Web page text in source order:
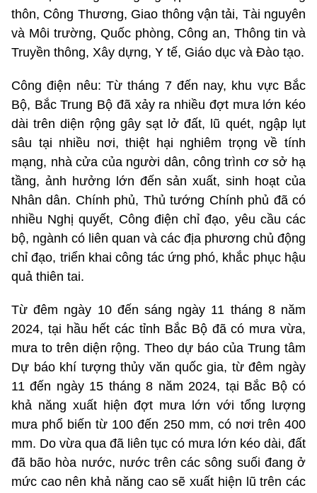
thôn, Công Thương, Giao thông vận tải, Tài nguyên
và Môi trường, Quốc phòng, Công an, Thông tin và
Truyền thông, Xây dựng, Y tế, Giáo dục và Đào tạo.
Công điện nêu: Từ tháng 7 đến nay, khu vực Bắc
Bộ, Bắc Trung Bộ đã xảy ra nhiều đợt mưa lớn kéo
dài trên diện rộng gây sạt lở đất, lũ quét, ngập lụt
sâu tại nhiều nơi, thiệt hại nghiêm trọng về tính
mạng, nhà cửa của người dân, công trình cơ sở hạ
tầng, ảnh hưởng lớn đến sản xuất, sinh hoạt của
Nhân dân. Chính phủ, Thủ tướng Chính phủ đã có
nhiều Nghị quyết, Công điện chỉ đạo, yêu cầu các
bộ, ngành có liên quan và các địa phương chủ động
chỉ đạo, triển khai công tác ứng phó, khắc phục hậu
quả thiên tai.
Từ đêm ngày 10 đến sáng ngày 11 tháng 8 năm
2024, tại hầu hết các tỉnh Bắc Bộ đã có mưa vừa,
mưa to trên diện rộng. Theo dự báo của Trung tâm
Dự báo khí tượng thủy văn quốc gia, từ đêm ngày
11 đến ngày 15 tháng 8 năm 2024, tại Bắc Bộ có
khả năng xuất hiện đợt mưa lớn với tổng lượng
mưa phổ biến từ 100 đến 250 mm, có nơi trên 400
mm. Do vừa qua đã liên tục có mưa lớn kéo dài, đất
đã bão hòa nước, nước trên các sông suối đang ở
mức cao nên khả năng cao sẽ xuất hiện lũ trên các